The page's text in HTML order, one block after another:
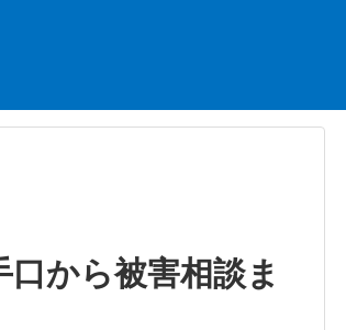
から被害相談ま